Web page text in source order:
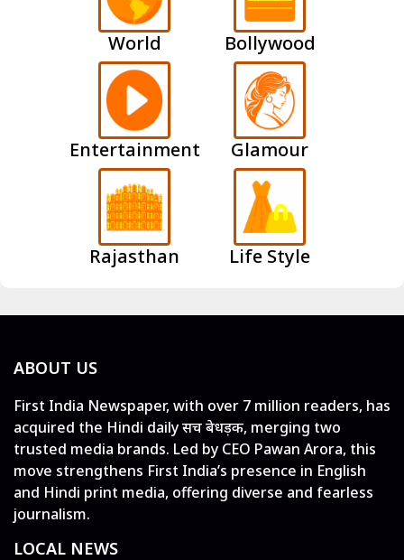
World Bollywood
Entertainment Glamour
Rajasthan Life Style
ABOUT US
First India Newspaper, with over 7 million readers, has
acquired the Hindi daily सच बेधड़क, merging two
trusted media brands. Led by CEO Pawan Arora, this
move strengthens First India’s presence in English
and Hindi print media, offering diverse and fearless
journalism.
LOCAL NEWS